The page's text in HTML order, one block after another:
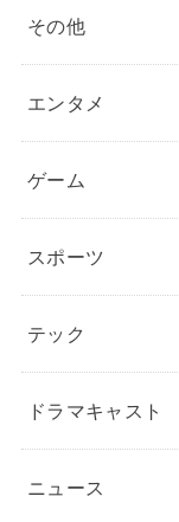
その他
エンタメ
ゲーム
スポーツ
テック
ドラマキャスト
ニュース